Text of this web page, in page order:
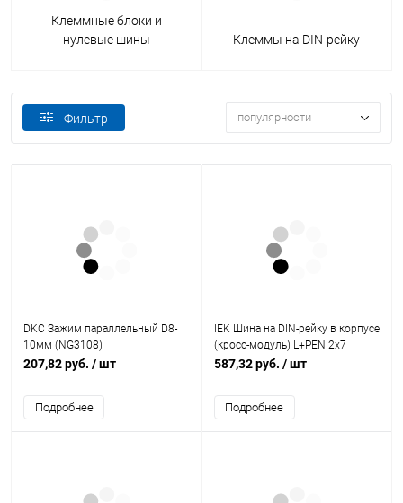
Клеммные блоки и
нулевые шины
Клеммы на DIN-рейку
Фильтр популярности
DKC Зажим параллельный D8-
10мм (NG3108)
207,82 руб. / шт
Подробнее
IEK Шина на DIN-рейку в корпусе
(кросс-модуль) L+PEN 2х7
(YND10-2-07-100)
587,32 руб. / шт
Подробнее